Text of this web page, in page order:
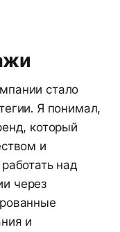
стало
Я понимал,
который
и
над
через
и